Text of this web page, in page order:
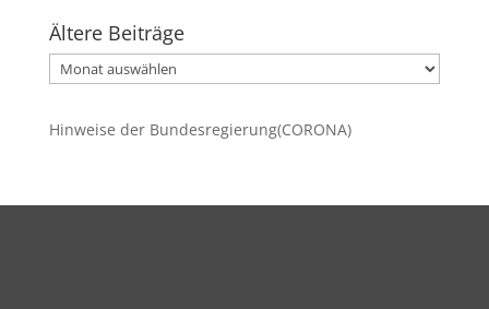
Ältere Beiträge
Ältere
Beiträge
Hinweise der Bundesregierung(CORONA)